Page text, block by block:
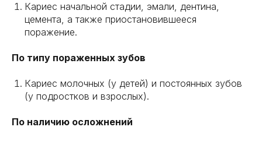
Кариес начальной стадии, эмали, дентина,
цемента, а также приостановившееся
поражение.
По типу пораженных зубов
Кариес молочных (у детей) и постоянных зубов
(у подростков и взрослых).
По наличию осложнений